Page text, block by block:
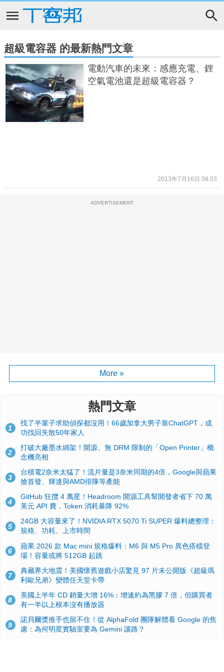
超級電容器 的最新熱門文章
電動汽車的未來：感應充電、鋰
空氣電池還是超級電容器？
2013年7月16日 08:03
ADVERTISEMENT
More »
熱門文章
1
找了半輩子求助偵探都沒用！66歲加拿大男子靠ChatGPT，成
功找回失散50年家人
2
打破大廠墨水綁架！開源、無 DRM 限制的「Open Printer」概
念機亮相
3
台積電2奈米太猛了！流片量是3奈米同期的4倍，Google與蘋果
搶首發、輝達與AMD排隊等產能
4
GitHub 狂攬 4 萬星！Headroom 開源工具幫開發者省下 70 萬
美元 API 費，Token 消耗暴降 92%
5
24GB 大容量來了！NVIDIA RTX 5070 Ti SUPER 爆料總整理：
規格、功耗、上市時間
6
蘋果 2026 款 Mac mini 規格爆料：M6 與 M5 Pro 異色搭檔登
場！容量或將 512GB 起跳
7
典藏界大地震！美國懷舊遊戲小店驚見 97 片未公開版《超級瑪
利歐兄弟》變體任天堂卡帶
8
美國上半年 CD 銷量大增 16%：增速約為黑膠 7 倍，但購買者
有一半以上根本沒有播放器
9
諾貝爾獎推手也留不住！從 AlphaFold 團隊解體看 Google 的焦
慮：為何明星實驗室要為 Gemini 讓路？